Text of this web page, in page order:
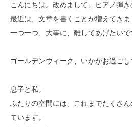
こんにちは。改めまして、ピアノ弾き
最近は、文章を書くことが増えてきま
一つ一つ、大事に、離してあげたいで
ゴールデンウィーク、いかがお過ごし
息子と私。
ふたりの空間には、これまでたくさ
ています。